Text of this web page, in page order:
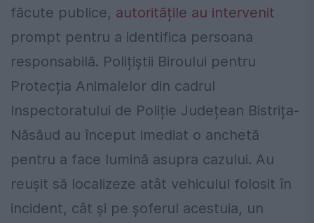
făcute publice, autoritățile au intervenit
prompt pentru a identifica persoana
responsabilă. Polițiștii Biroului pentru
Protecția Animalelor din cadrul
Inspectoratului de Poliție Județean Bistrița-
Năsăud au început imediat o anchetă
pentru a face lumină asupra cazului. Au
reușit să localizeze atât vehiculul folosit în
incident, cât și pe șoferul acestuia, un